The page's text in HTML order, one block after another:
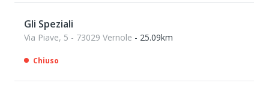
Gli Speziali
Via Piave, 5 - 73029 Vernole - 25.09km
Chiuso